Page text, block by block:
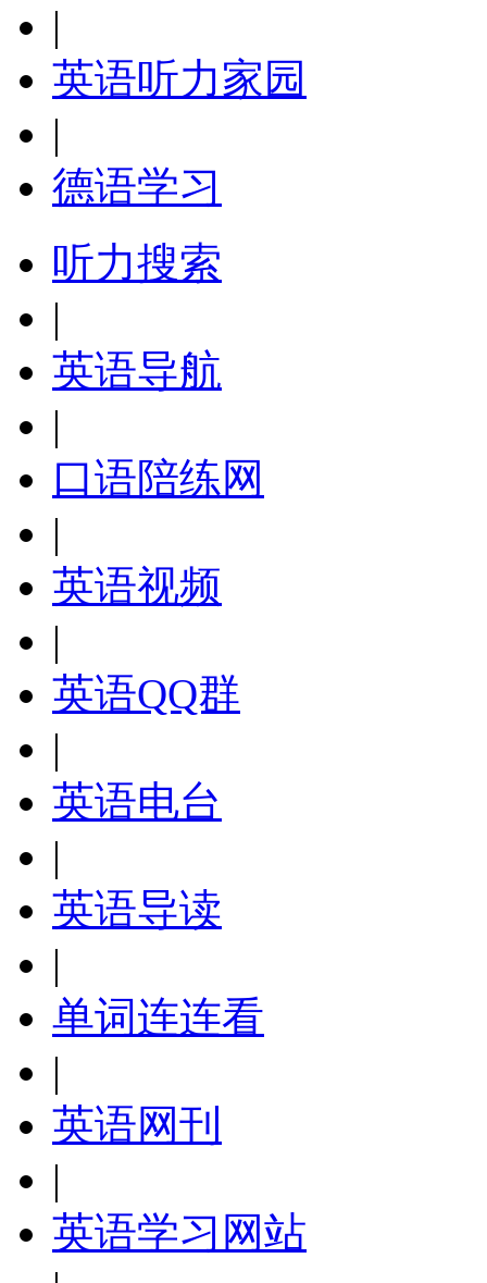
|
英语听力家园
|
德语学习
听力搜索
|
英语导航
|
口语陪练网
|
英语视频
|
英语QQ群
|
英语电台
|
英语导读
|
单词连连看
|
英语网刊
|
英语学习网站